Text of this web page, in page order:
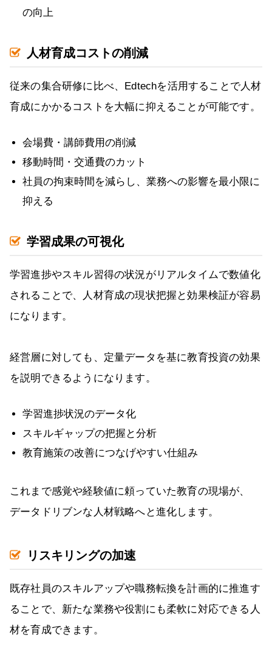
の向上
人材育成コストの削減
従来の集合研修に比べ、Edtechを活用することで人材
育成にかかるコストを大幅に抑えることが可能です。
会場費・講師費用の削減
移動時間・交通費のカット
社員の拘束時間を減らし、業務への影響を最小限に
抑える
学習成果の可視化
学習進捗やスキル習得の状況がリアルタイムで数値化
されることで、人材育成の現状把握と効果検証が容易
になります。
経営層に対しても、定量データを基に教育投資の効果
を説明できるようになります。
学習進捗状況のデータ化
スキルギャップの把握と分析
教育施策の改善につなげやすい仕組み
これまで感覚や経験値に頼っていた教育の現場が、
データドリブンな人材戦略へと進化します。
リスキリングの加速
既存社員のスキルアップや職務転換を計画的に推進す
ることで、新たな業務や役割にも柔軟に対応できる人
材を育成できます。